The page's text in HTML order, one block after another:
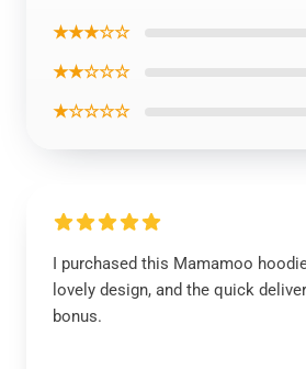
★★★☆☆
★★☆☆☆
★☆☆☆☆
I purchased this Mamamoo
lovely design, and the quick
bonus.